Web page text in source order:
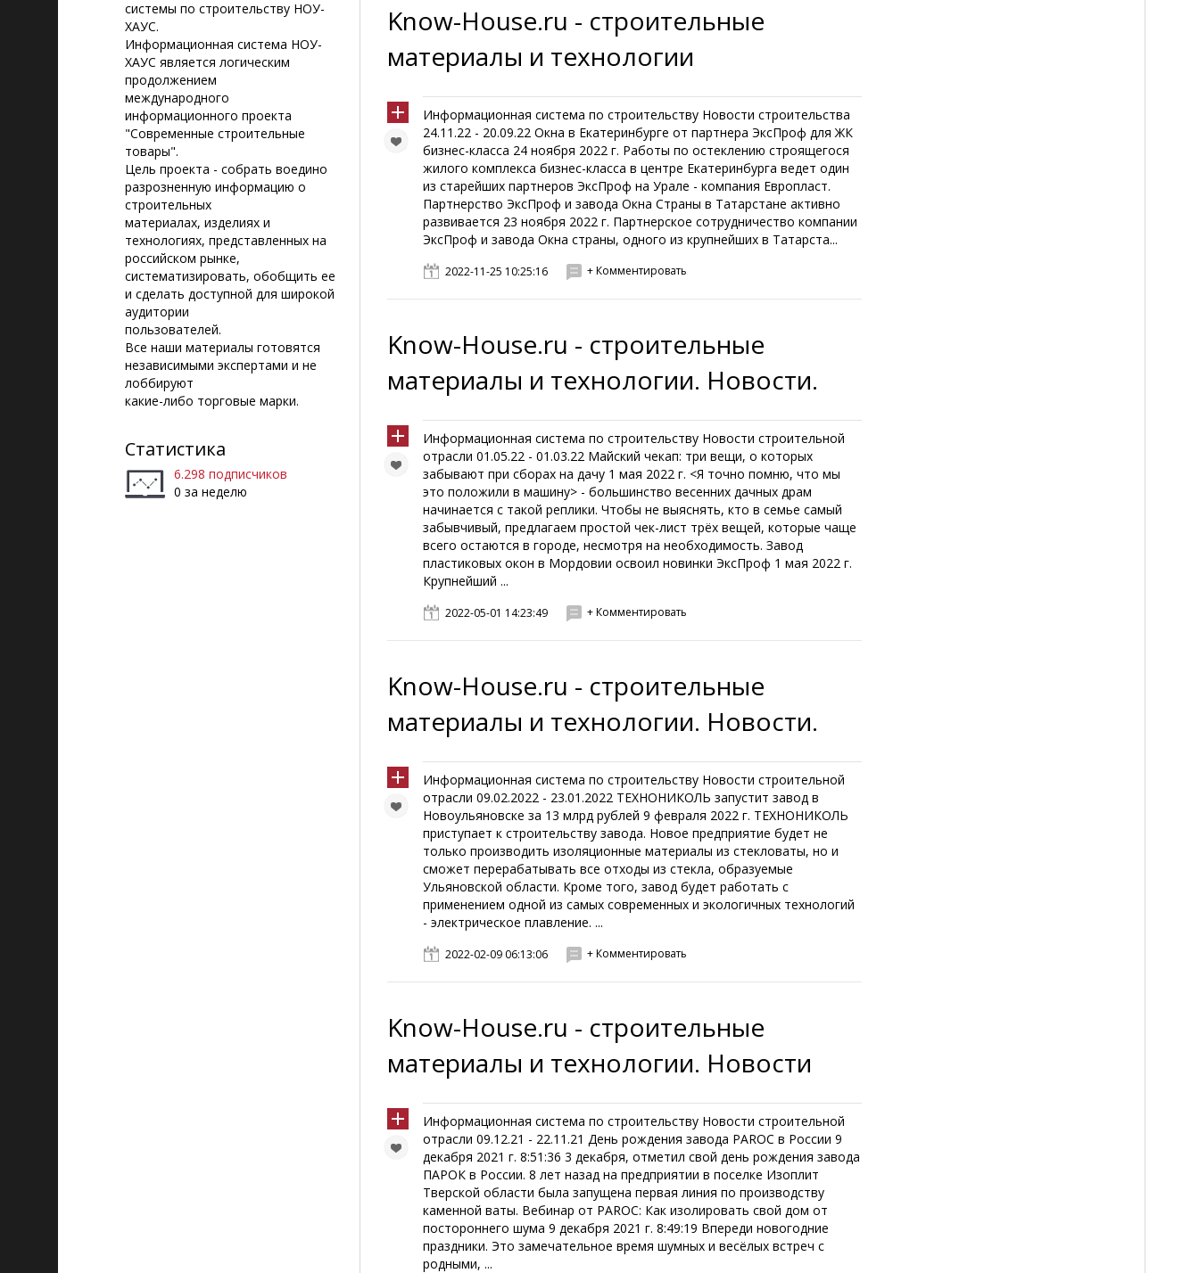
системы по строительству НОУ-
ХАУС.
Информационная система НОУ-
ХАУС является логическим
продолжением
международного
информационного проекта
"Современные строительные
товары".
Цель проекта - собрать воедино
разрозненную информацию о
строительных
материалах, изделиях и
технологиях, представленных на
российском рынке,
систематизировать, обобщить ее
и сделать доступной для широкой
аудитории
пользователей.
Все наши материалы готовятся
независимыми экспертами и не
лоббируют
какие-либо торговые марки.
Статистика
6.298 подписчиков
0 за неделю
Know-House.ru - строительные
материалы и технологии
Информационная система по строительству Новости строительства
24.11.22 - 20.09.22 Окна в Екатеринбурге от партнера ЭксПроф для ЖК
бизнес-класса 24 ноября 2022 г. Работы по остеклению строящегося
жилого комплекса бизнес-класса в центре Екатеринбурга ведет один
из старейших партнеров ЭксПроф на Урале - компания Европласт.
Партнерство ЭксПроф и завода Окна Страны в Татарстане активно
развивается 23 ноября 2022 г. Партнерское сотрудничество компании
ЭксПроф и завода Окна страны, одного из крупнейших в Татарста...
2022-11-25 10:25:16 + Комментировать
Know-House.ru - строительные
материалы и технологии. Новости.
Информационная система по строительству Новости строительной
отрасли 01.05.22 - 01.03.22 Майский чекап: три вещи, о которых
забывают при сборах на дачу 1 мая 2022 г. <Я точно помню, что мы
это положили в машину> - большинство весенних дачных драм
начинается с такой реплики. Чтобы не выяснять, кто в семье самый
забывчивый, предлагаем простой чек-лист трёх вещей, которые чаще
всего остаются в городе, несмотря на необходимость. Завод
пластиковых окон в Мордовии освоил новинки ЭксПроф 1 мая 2022 г.
Крупнейший ...
2022-05-01 14:23:49 + Комментировать
Know-House.ru - строительные
материалы и технологии. Новости.
Информационная система по строительству Новости строительной
отрасли 09.02.2022 - 23.01.2022 ТЕХНОНИКОЛЬ запустит завод в
Новоульяновске за 13 млрд рублей 9 февраля 2022 г. ТЕХНОНИКОЛЬ
приступает к строительству завода. Новое предприятие будет не
только производить изоляционные материалы из стекловаты, но и
сможет перерабатывать все отходы из стекла, образуемые
Ульяновской области. Кроме того, завод будет работать с
применением одной из самых современных и экологичных технологий
- электрическое плавление. ...
2022-02-09 06:13:06 + Комментировать
Know-House.ru - строительные
материалы и технологии. Новости
Информационная система по строительству Новости строительной
отрасли 09.12.21 - 22.11.21 День рождения завода PAROC в России 9
декабря 2021 г. 8:51:36 3 декабря, отметил свой день рождения завода
ПАРОК в России. 8 лет назад на предприятии в поселке Изоплит
Тверской области была запущена первая линия по производству
каменной ваты. Вебинар от PAROC: Как изолировать свой дом от
постороннего шума 9 декабря 2021 г. 8:49:19 Впереди новогодние
праздники. Это замечательное время шумных и весёлых встреч с
родными, ...